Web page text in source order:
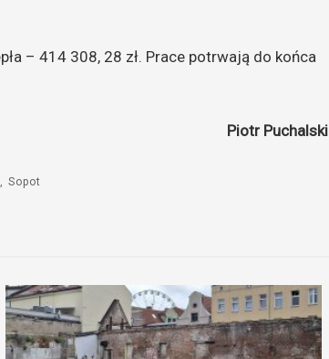
– 414 308, 28 zł. Prace potrwają do końca
Piotr Puchalski
Sopot